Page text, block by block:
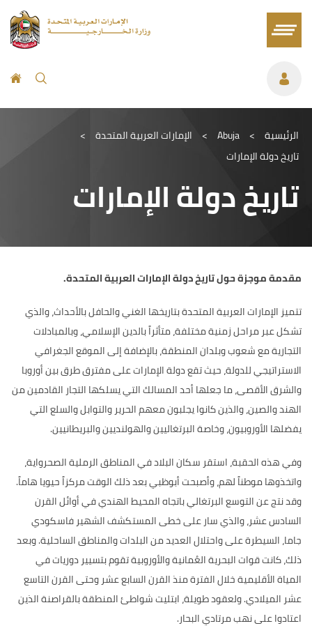
الرئيسية >
Abuja
> الإمارات العربية المتحدة >
تاريخ دولة الإمارات
تاريخ دولة الإمارات
مقدمة موجزة حول تاريخ دولة الإمارات العربية المتحدة.
تتميز الإمارات العربية المتحدة بتاريخها الغني والحافل بالأحداث، والذي
تشكل عبر مراحلزمنية مختلفة، متأثراً بالدين الإسلامي، وبالمبادلات
التجارية مع شعوب وبلدان المنطقة، بالإضافة إلى الموقع الجغرافي
الاستراتيجي للدولة، حيث تقع دولة الإمارات على مفترق طرق بين أوروبا
والشرق الأقصى، ما جعلها أحد المسالك التي يسلكها التجار القادمين من
الهند والصين، والذين كانوا يجلبون معهم الحرير والتوابل والسلع التي
يفضلها الأوروبيون، وخاصة البرتغاليين والهولنديين والبريطانيين.
وفي هذه الحقبة،استقر سكان البلاد في المناطق الرملية الصحرواية،
واتخذوها موطناً لهم، وأصبحت أبوظبي بعد ذلك الوقت مركزاً حيويا هاماً.
وقد نتج عن التوسع البرتغالي باتجاه المحيط الهندي في أوائل القرن
السادس عشر، والذي سار على خطى المستكشف الشهير فاسكودي
جاما، السيطرة على واحتلال العديد من البلدات والمناطق الساحلية.وبعد
ذلك، كانت قوات البحرية العُمانية والأوروبية تقوم بتسيير دوريات في
المياة الأقليمية خلال الفترة منذ القرن السابع عشر وحتى القرن التاسع
عشر الميلادي.ولعقود طويلة، ابتليت شواطئ المنطقة بالقراصنة الذين
اعتادوا على نهب مرتادي البحار.